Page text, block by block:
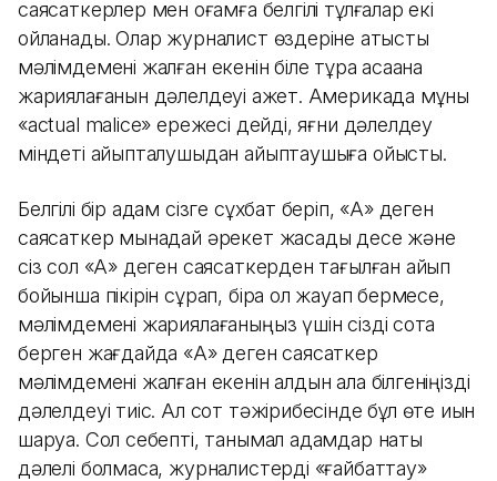
саясаткерлер мен қоғамға белгілі тұлғалар екі
ойланады. Олар журналист өздеріне қатысты
мәлімдемені жалған екенін біле тұра қасақана
жариялағанын дәлелдеуі қажет. Америкада мұны
«actual malice» ережесі дейді, яғни дәлелдеу
міндеті айыпталушыдан айыптаушыға ойысты.
Белгілі бір адам сізге сұхбат беріп, «А» деген
саясаткер мынадай әрекет жасады десе және
сіз сол «А» деген саясаткерден тағылған айып
бойынша пікірін сұрап, бірақ ол жауап бермесе,
мәлімдемені жариялағаныңыз үшін сізді сотқа
берген жағдайда «А» деген саясаткер
мәлімдемені жалған екенін алдын ала білгеніңізді
дәлелдеуі тиіс. Ал сот тәжірибесінде бұл өте қиын
шаруа. Сол себепті, танымал адамдар нақты
дәлелі болмаса, журналистерді «ғайбаттау»